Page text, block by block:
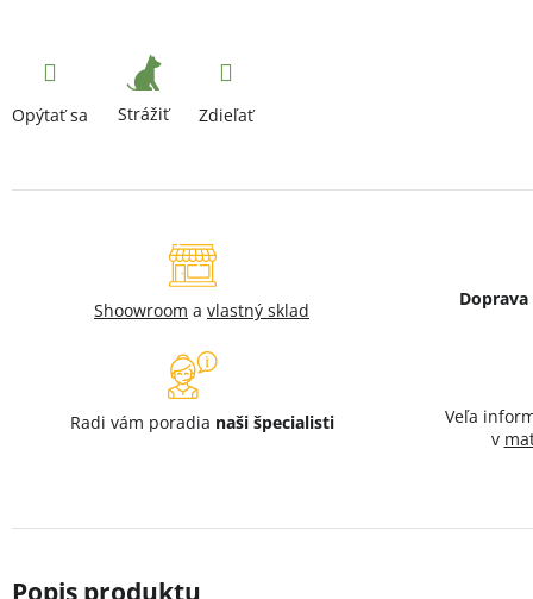
Opýtať sa Strážiť Zdieľať
Shoowroom a vlastný sklad
Radi vám poradia naši špecialisti
Veľa
v